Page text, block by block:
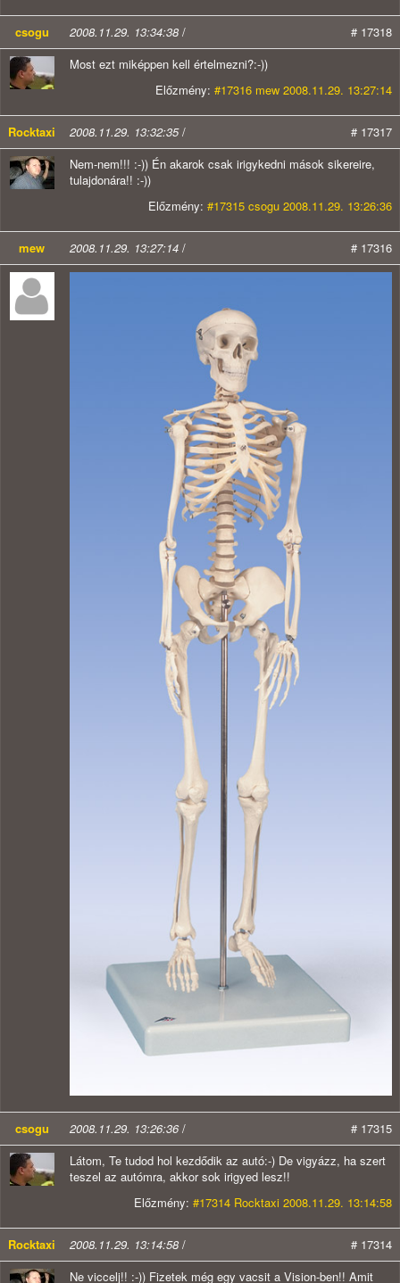
csogu 2008.11.29. 13:34:38 /
# 17318
Most ezt miképpen kell értelmezni?:-))
Előzmény: #17316 mew 2008.11.29. 13:27:14
Rocktaxi 2008.11.29. 13:32:35/
# 17317
Nem-nem!!! :-)) Én akarok csak irigykedni mások sikereire,
tulajdonára!! :-))
Előzmény: #17315 csogu 2008.11.29. 13:26:36
mew 2008.11.29. 13:27:14 / # 17316
csogu 2008.11.29. 13:26:36/
# 17315
Látom, Te tudod hol kezdődik az autó:-) De vigyázz, ha szert
teszel az autómra, akkor sok irigyed lesz!!
Előzmény: #17314 Rocktaxi 2008.11.29. 13:14:58
Rocktaxi 2008.11.29. 13:14:58 /
# 17314
Ne viccelj!! :-)) Fizetek még egy vacsit a Vision-ben!! Amit